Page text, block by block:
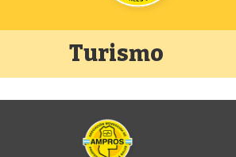
Turismo